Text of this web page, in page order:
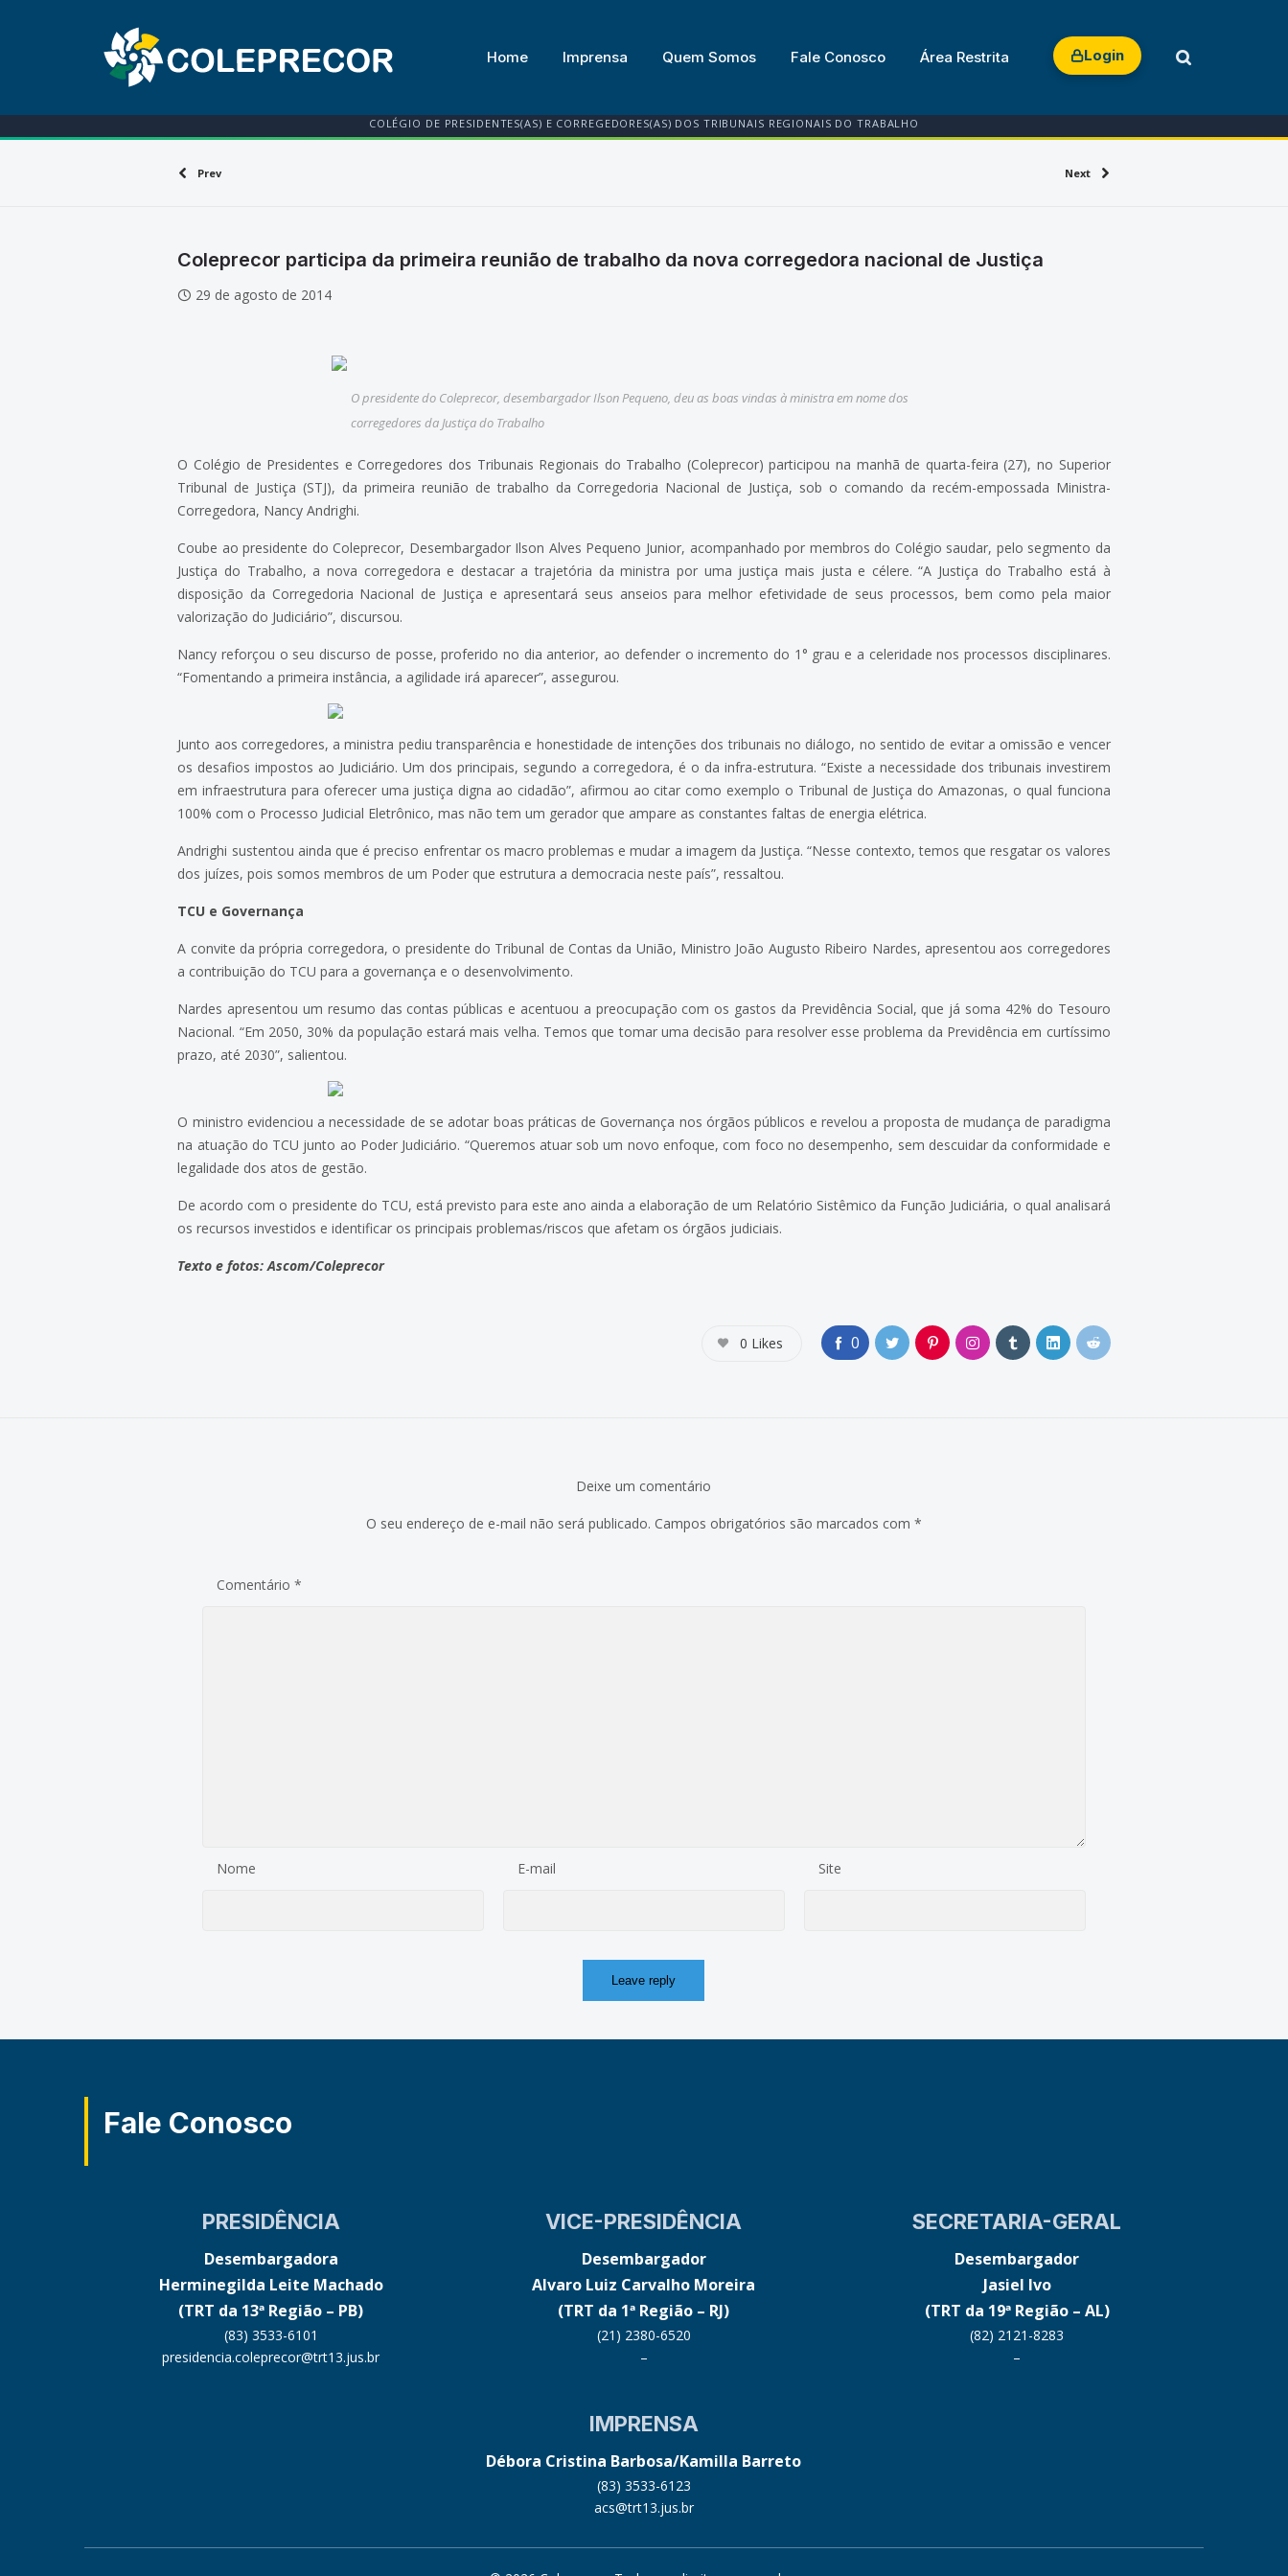
Home Imprensa Quem Somos Fale Conosco Área Restrita Login
COLÉGIO DE PRESIDENTES(AS) E CORREGEDORES(AS) DOS TRIBUNAIS REGIONAIS DO TRABALHO
Prev Next
Coleprecor participa da primeira reunião de trabalho da nova corregedora nacional de Justiça
29 de agosto de 2014
O presidente do Coleprecor, desembargador Ilson Pequeno, deu as boas vindas à ministra em nome dos
corregedores da Justiça do Trabalho
O Colégio de Presidentes e Corregedores dos Tribunais Regionais do Trabalho (Coleprecor) participou na manhã de quarta-feira (27), no Superior
Tribunal de Justiça (STJ), da primeira reunião de trabalho da Corregedoria Nacional de Justiça, sob o comando da recém-empossada Ministra-
Corregedora, Nancy Andrighi.
Coube ao presidente do Coleprecor, Desembargador Ilson Alves Pequeno Junior, acompanhado por membros do Colégio saudar, pelo segmento da
Justiça do Trabalho, a nova corregedora e destacar a trajetória da ministra por uma justiça mais justa e célere. “A Justiça do Trabalho está à
disposição da Corregedoria Nacional de Justiça e apresentará seus anseios para melhor efetividade de seus processos, bem como pela maior
valorização do Judiciário”, discursou.
Nancy reforçou o seu discurso de posse, proferido no dia anterior, ao defender o incremento do 1° grau e a celeridade nos processos disciplinares.
“Fomentando a primeira instância, a agilidade irá aparecer”, assegurou.
Junto aos corregedores, a ministra pediu transparência e honestidade de intenções dos tribunais no diálogo, no sentido de evitar a omissão e vencer
os desafios impostos ao Judiciário. Um dos principais, segundo a corregedora, é o da infra-estrutura. “Existe a necessidade dos tribunais investirem
em infraestrutura para oferecer uma justiça digna ao cidadão”, afirmou ao citar como exemplo o Tribunal de Justiça do Amazonas, o qual funciona
100% com o Processo Judicial Eletrônico, mas não tem um gerador que ampare as constantes faltas de energia elétrica.
Andrighi sustentou ainda que é preciso enfrentar os macro problemas e mudar a imagem da Justiça. “Nesse contexto, temos que resgatar os valores
dos juízes, pois somos membros de um Poder que estrutura a democracia neste país”, ressaltou.
TCU e Governança
A convite da própria corregedora, o presidente do Tribunal de Contas da União, Ministro João Augusto Ribeiro Nardes, apresentou aos corregedores
a contribuição do TCU para a governança e o desenvolvimento.
Nardes apresentou um resumo das contas públicas e acentuou a preocupação com os gastos da Previdência Social, que já soma 42% do Tesouro
Nacional. “Em 2050, 30% da população estará mais velha. Temos que tomar uma decisão para resolver esse problema da Previdência em curtíssimo
prazo, até 2030”, salientou.
O ministro evidenciou a necessidade de se adotar boas práticas de Governança nos órgãos públicos e revelou a proposta de mudança de paradigma
na atuação do TCU junto ao Poder Judiciário. “Queremos atuar sob um novo enfoque, com foco no desempenho, sem descuidar da conformidade e
legalidade dos atos de gestão.
De acordo com o presidente do TCU, está previsto para este ano ainda a elaboração de um Relatório Sistêmico da Função Judiciária, o qual analisará
os recursos investidos e identificar os principais problemas/riscos que afetam os órgãos judiciais.
Texto e fotos: Ascom/Coleprecor
0
0 Likes
Deixe um comentário
O seu endereço de e-mail não será publicado. Campos obrigatórios são marcados com *
Comentário*
Nome E-mail Site
Fale Conosco
PRESIDÊNCIA
Desembargadora
Herminegilda Leite Machado
(TRT da 13ª Região – PB)
(83) 3533-6101
presidencia.coleprecor@trt13.jus.br
VICE-PRESIDÊNCIA
Desembargador
Alvaro Luiz Carvalho Moreira
(TRT da 1ª Região – RJ)
(21) 2380-6520
–
SECRETARIA-GERAL
Desembargador
Jasiel Ivo
(TRT da 19ª Região – AL)
(82) 2121-8283
–
IMPRENSA
Débora Cristina Barbosa/Kamilla Barreto
(83) 3533-6123
acs@trt13.jus.br